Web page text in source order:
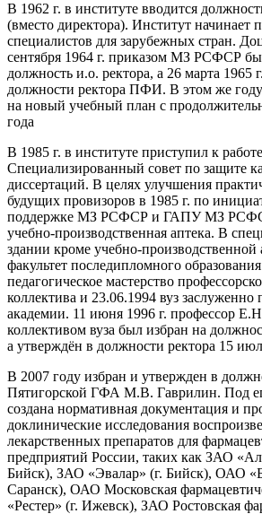
В 1962 г. в институте вводится
(вместо директора). Институт начинает
специалистов для зарубежных стран.
сентября 1964 г. приказом МЗ РСФСР
должность и.о. ректора, а 26 марта 1965
должности ректора ПФИ. В этом же
на новый учебный план с
года
В 1985 г. в институте приступил к работе
Специализированный совет по защите
диссертаций. В целях улучшения
будущих провизоров в 1985 г. по
поддержке МЗ РСФСР и ГАПУ МЗ
учебно-производственная аптека. В
здании кроме учебно-производственной
факультет последипломного
педагогическое мастерство
коллектива и 23.06.1994 вуз заслуженно
академии. 11 июня 1996 г. профессор
коллективом вуза был избран на
а утверждён в должности ректора 15
В 2007 году избран и утвержден в
Пятигорской ГФА М.В. Гаврилин. Под
создана нормативная документация и
доклинические исследования
лекарственных препаратов для
предприятий России, таких как ЗАО
Бийск), ЗАО «Эвалар» (г. Бийск), ОАО
Саранск), ОАО Московская
«Рестер» (г. Ижевск), ЗАО Ростовская